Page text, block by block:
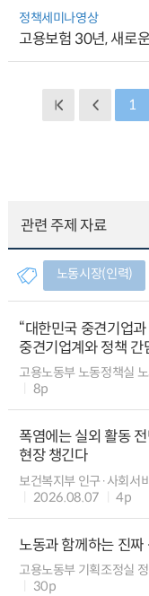
정책세미나영상
고용보험 30년, 새로
1
관련 주제 자료
노동시장(인력)
“대한민국 중견기업
중견기업계와 정책 간
고용노동부 노동정책실
8p
폭염에는 실외 활동
현장 챙긴다
보건복지부 인구·사회서
2026.08.07
4p
노동과 함께하는 진
고용노동부 기획조정실
30p